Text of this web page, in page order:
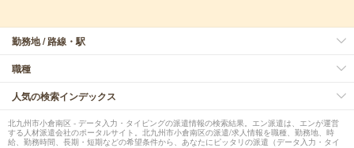
勤務地 / 路線・駅
職種
人気の検索インデックス
北九州市小倉南区 - データ入力・タイピングの派遣情報の検索結果。エン派遣は、エンが運営
する人材派遣会社のポータルサイト。北九州市小倉南区の派遣/求人情報を職種、勤務地、時
給、勤務時間、長期・短期などの希望条件から、あなたにピッタリの派遣（データ入力・タイ